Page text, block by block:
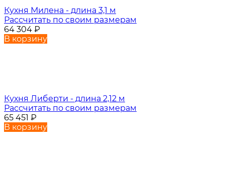
Кухня Милена - длина 3,1 м
Рассчитать по своим размерам
64 304 ₽
В корзину
Кухня Либерти - длина 2,12 м
Рассчитать по своим размерам
65 451 ₽
В корзину